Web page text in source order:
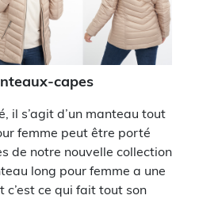
capes
il s’agit d’un manteau tout
femme peut être porté
de notre nouvelle collection
long pour femme a une
ce qui fait tout son